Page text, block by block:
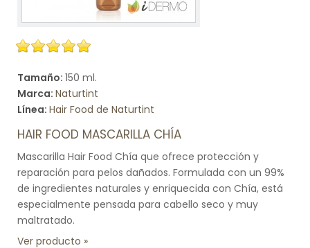
Tamaño: 150 ml.
Marca: Naturtint
Línea: Hair Food de Naturtint
HAIR FOOD MASCARILLA CHÍA
Mascarilla Hair Food Chía que ofrece protección y
reparación para pelos dañados. Formulada con un 99%
de ingredientes naturales y enriquecida con Chía, está
especialmente pensada para cabello seco y muy
maltratado.
Ver producto